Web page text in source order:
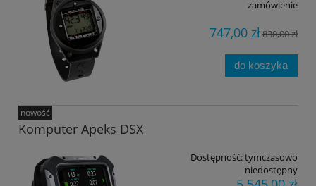
zamówienie
747,00 zł830,00 zł
do koszyka
Komputer Apeks DSX
Dostępność:tymczasowo
niedostępny
nowość